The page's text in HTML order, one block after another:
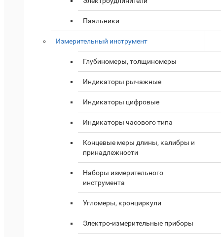
Паяльники
Измерительный инструмент
Глубиномеры, толщиномеры
Индикаторы рычажные
Индикаторы цифровые
Индикаторы часового типа
Концевые меры длины, калибры и
принадлежности
Наборы измерительного
инструмента
Угломеры, кронциркули
Электро-измерительные приборы